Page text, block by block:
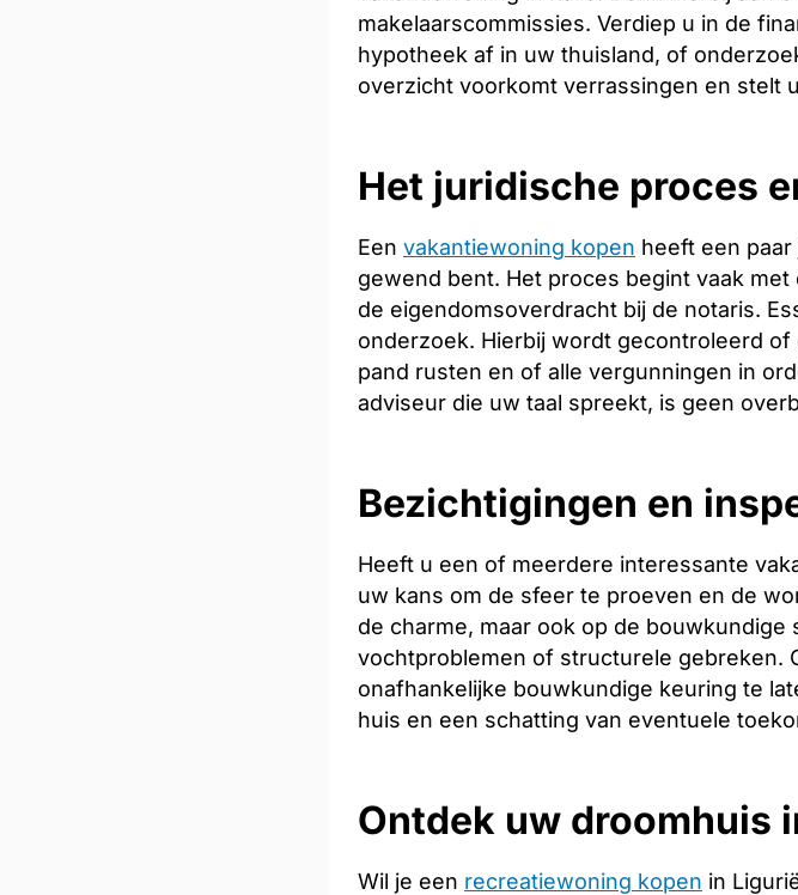
makelaarscommissies. Verdiep u in de
hypotheek af in uw thuisland, of
overzicht voorkomt verrassingen en stelt
Het juridische proces
Een vakantiewoning kopen heeft een
gewend bent. Het proces begint vaak
de eigendomsoverdracht bij de notaris.
onderzoek. Hierbij wordt gecontroleerd
pand rusten en of alle vergunningen in
adviseur die uw taal spreekt, is geen
Bezichtigingen en
Heeft u een of meerdere interessante
uw kans om de sfeer te proeven en de
de charme, maar ook op de
vochtproblemen of structurele gebreken.
onafhankelijke bouwkundige keuring te
huis en een schatting van eventuele
Ontdek uw droomhuis
Wil je een recreatiewoning kopen in